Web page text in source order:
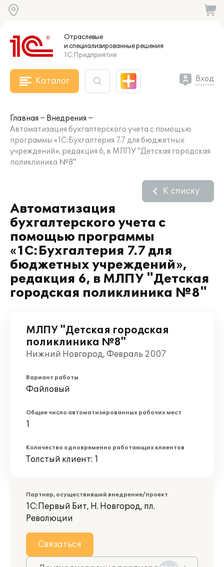
Отраслевые
и специализированныерешения
1С:Предприятие
Каталог Вход
Главная
Внедрения
Автоматизация бухгалтерского учета с помощью
программы «1С:Бухгалтерия 7.7 для бюджетных
учреждений», редакция 6, в МЛПУ "Детская городская
поликлиника №8"
Автоматизация
бухгалтерского учета с
помощью программы
«1С:Бухгалтерия 7.7 для
бюджетных учреждений»,
редакция 6, в МЛПУ "Детская
городская поликлиника №8"
К списку
МЛПУ "Детская городская
поликлиника №8"
Нижний Новгород, Февраль 2007
Вариант работы
Файловый
Общее число автоматизированных рабочих мест
1
Количество одновременно работающих клиентов
Толстый клиент: 1
Партнер, осуществивший внедрение/проект
1С:Первый Бит, Н. Новгород, пл.
Революции
Связаться